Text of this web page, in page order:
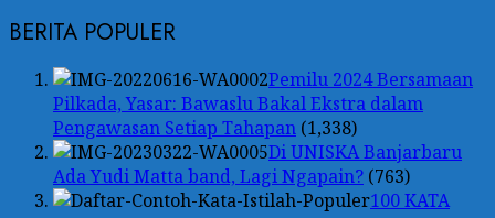
BERITA POPULER
Pemilu 2024 Bersamaan
Pilkada, Yasar: Bawaslu Bakal Ekstra dalam
Pengawasan Setiap Tahapan (1,338)
Di UNISKA Banjarbaru
Ada Yudi Matta band, Lagi Ngapain? (763)
100 KATA